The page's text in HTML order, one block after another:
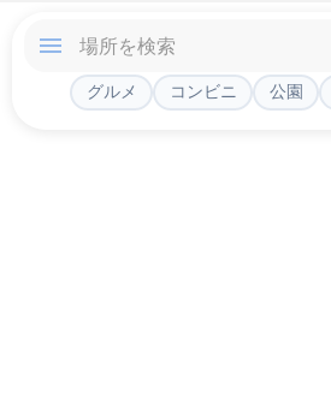
グルメ コンビニ 公園